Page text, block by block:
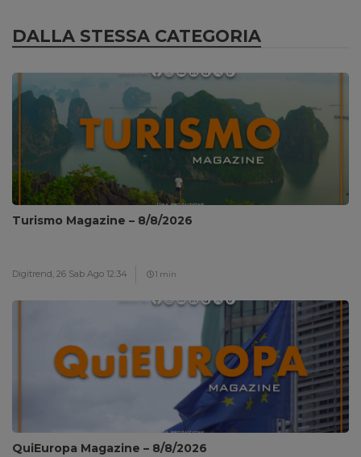
DALLA STESSA CATEGORIA
Turismo Magazine – 8/8/2026
Digitrend, 26 Sab Ago 12:34 1 min
QuiEuropa Magazine – 8/8/2026